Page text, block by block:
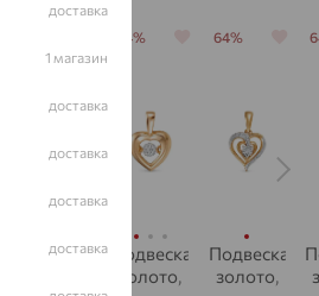
Подвеска,
64%
Подвеска,
золото,
64%
Подвеска,
золото,
доставка
1 магазин
доставка
доставка
доставка
доставка